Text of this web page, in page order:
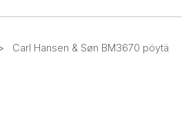
Carl Hansen & Søn BM3670 pöytä